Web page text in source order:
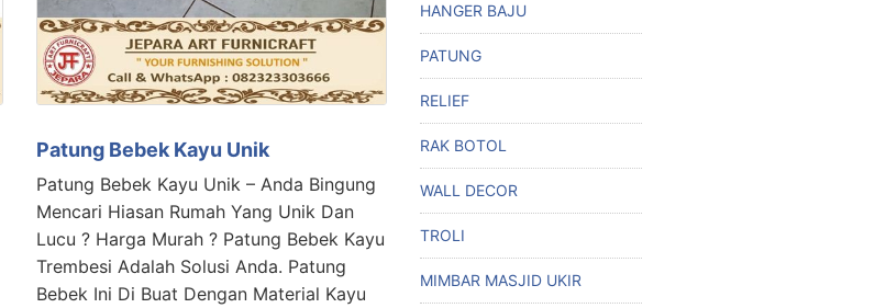
Patung Bebek Kayu Unik
Patung Bebek Kayu Unik – Anda Bingung
Mencari Hiasan Rumah Yang Unik Dan
Lucu ? Harga Murah ? Patung Bebek Kayu
Trembesi Adalah Solusi Anda. Patung
Bebek Ini Di Buat Dengan Material Kayu
HANGER BAJU
PATUNG
RELIEF
RAK BOTOL
WALL DECOR
TROLI
MIMBAR MASJID UKIR